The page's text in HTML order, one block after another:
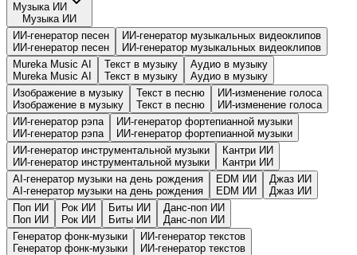
Музыка ИИ
Музыка ИИ
ИИ-генератор песен
ИИ-генератор песен
ИИ-генератор музыкальных видеоклипов
ИИ-генератор музыкальных видеоклипов
Mureka Music AI
Mureka Music AI
Текст в музыку
Текст в музыку
Аудио в музыку
Аудио в музыку
Изображение в музыку
Изображение в музыку
Текст в песню
Текст в песню
ИИ-изменение голоса
ИИ-изменение голоса
ИИ-генератор рэпа
ИИ-генератор рэпа
ИИ-генератор фортепианной музыки
ИИ-генератор фортепианной музыки
ИИ-генератор инструментальной музыки
ИИ-генератор инструментальной музыки
Кантри ИИ
Кантри ИИ
AI-генератор музыки на день рождения
AI-генератор музыки на день рождения
EDM ИИ
EDM ИИ
Джаз ИИ
Джаз ИИ
Поп ИИ
Поп ИИ
Рок ИИ
Рок ИИ
Биты ИИ
Биты ИИ
Данс-поп ИИ
Данс-поп ИИ
Генератор фонк-музыки
Генератор фонк-музыки
ИИ-генератор текстов
ИИ-генератор текстов